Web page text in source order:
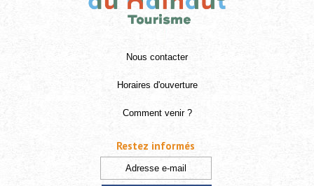
Nous contacter
Horaires d'ouverture
Comment venir ?
Restez informés